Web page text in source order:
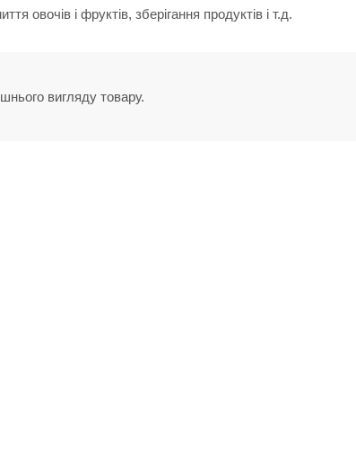
овочів і фруктів, зберігання продуктів і т.д.
вигляду товару.